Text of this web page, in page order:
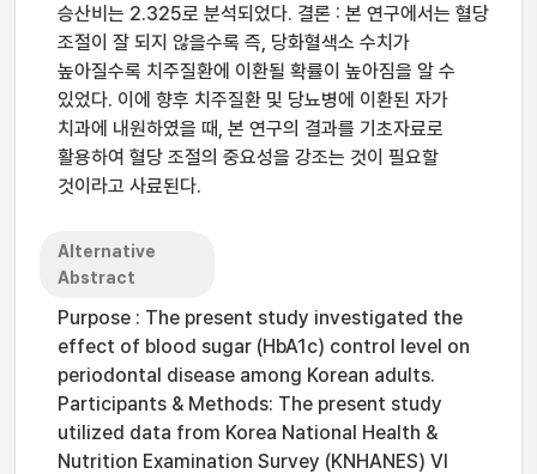
승산비는 2.325로 분석되었다. 결론 : 본 연구에서는 혈당
조절이 잘 되지 않을수록 즉, 당화혈색소 수치가
높아질수록 치주질환에 이환될 확률이 높아짐을 알 수
있었다. 이에 향후 치주질환 및 당뇨병에 이환된 자가
치과에 내원하였을 때, 본 연구의 결과를 기초자료로
활용하여 혈당 조절의 중요성을 강조는 것이 필요할
것이라고 사료된다.
Alternative
Abstract
Purpose : The present study investigated the
effect of blood sugar (HbA1c) control level on
periodontal disease among Korean adults.
Participants & Methods: The present study
utilized data from Korea National Health &
Nutrition Examination Survey (KNHANES) VI